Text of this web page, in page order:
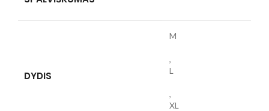
DYDIS
M
,
L
,
XL